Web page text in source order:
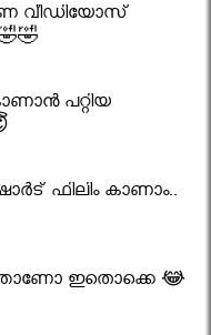
വീഡിയോസ്
പറ്റിയ
ഫിലിം കാണാം..
ഇതൊക്കെ 😂